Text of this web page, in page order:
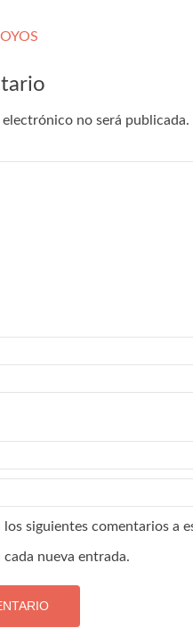
no será publicada.
los siguientes comentarios a
nueva entrada.